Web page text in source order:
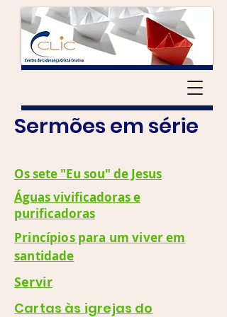
Sermões em série
Os sete "Eu sou" de Jesus
Águas vivificadoras e
purificadoras
Princípios para um viver em
santidade
Servir
Cartas às igrejas do